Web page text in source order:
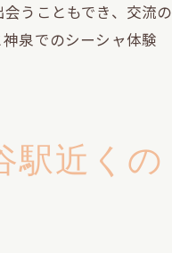
うこともでき、交流の
泉でのシーシャ体験
駅近くの